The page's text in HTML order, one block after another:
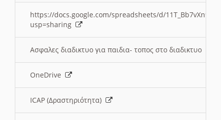
https://docs.google.com/spreadsheets/d/
usp=sharing
Ασφαλες διαδικτυο για παιδια- τοπος στο διαδικτυο
OneDrive
ICAP (Δραστηριότητα)